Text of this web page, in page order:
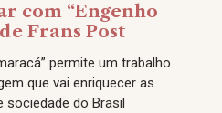
com “Engenho
Frans Post
permite um trabalho
que vai enriquecer as
sociedade do Brasil